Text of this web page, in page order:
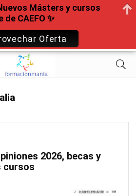
2026, becas y
cursos
Másters y cursos
de CAEFO ✨
Oferta